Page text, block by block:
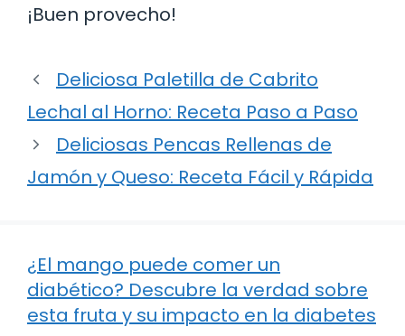
¡Buen provecho!
Deliciosa Paletilla de Cabrito
Lechal al Horno: Receta Paso a Paso
Deliciosas Pencas Rellenas de
Jamón y Queso: Receta Fácil y Rápida
¿El mango puede comer un
diabético? Descubre la verdad sobre
esta fruta y su impacto en la diabetes